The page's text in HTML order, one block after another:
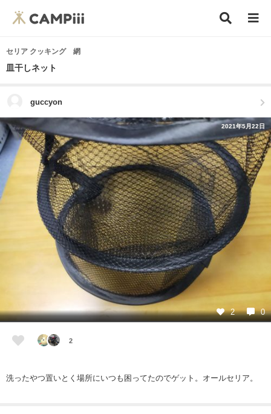
セリア クッキング 網
皿干しネット
guccyon
2021年5月22日
2 0
2
洗ったやつ置いとく場所にいつも困ってたのでゲット。オールセリア。